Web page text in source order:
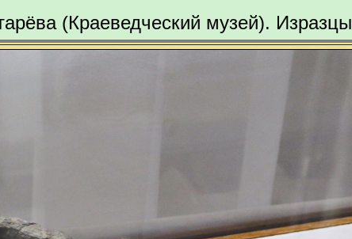
(Краеведческий музей). Изразцы